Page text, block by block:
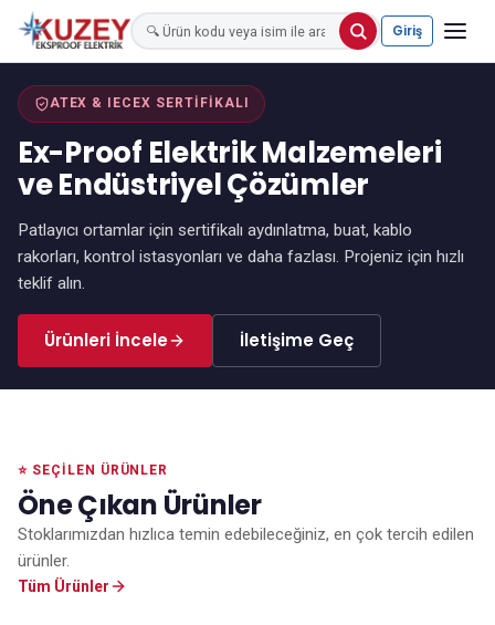
Giriş
ATEX & IECEX SERTIFIKALI
Ex-Proof Elektrik Malzemeleri
ve Endüstriyel Çözümler
Patlayıcı ortamlar için sertifikalı aydınlatma, buat, kablo
rakorları, kontrol istasyonları ve daha fazlası. Projeniz için hızlı
teklif alın.
Ürünleri İncele İletişime Geç
⭐ SEÇILEN ÜRÜNLER
Öne Çıkan Ürünler
Stoklarımızdan hızlıca temin edebileceğiniz, en çok tercih edilen
ürünler.
Tüm Ürünler
⭐ ÖNE ÇIKAN
⭐ ÖNE ÇIKAN
⭐ ÖNE ÇIKAN
⭐ ÖNE ÇIKAN
⭐ ÖNE ÇIKAN
⭐ ÖNE ÇIKAN
⭐ ÖNE ÇIKAN
⭐ ÖNE ÇIKAN
⭐ ÖNE ÇIKAN
⭐ ÖNE ÇIKAN
⭐ ÖNE ÇIKAN
⭐ ÖNE ÇIKAN